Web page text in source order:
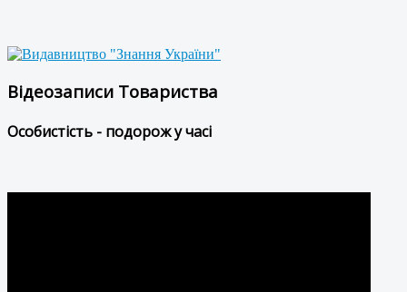
Відеозаписи Товариства
Особистість - подорож у часі